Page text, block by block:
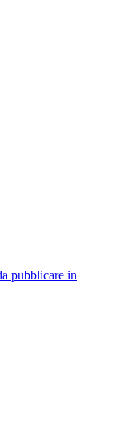
pubblicare in